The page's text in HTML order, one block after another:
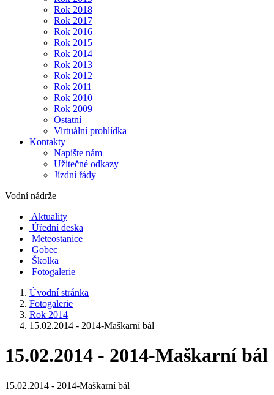
Rok 2018
Rok 2017
Rok 2016
Rok 2015
Rok 2014
Rok 2013
Rok 2012
Rok 2011
Rok 2010
Rok 2009
Ostatní
Virtuální prohlídka
Kontakty
Napište nám
Užitečné odkazy
Jízdní řády
Vodní nádrže
Aktuality
Úřední deska
Meteostanice
Gobec
Školka
Fotogalerie
Úvodní stránka
Fotogalerie
Rok 2014
15.02.2014 - 2014-Maškarní bál
15.02.2014 - 2014-Maškarní bál
15.02.2014 - 2014-Maškarní bál